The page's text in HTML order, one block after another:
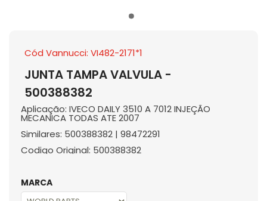
Cód Vannucci: VI482-2171*1
JUNTA TAMPA VALVULA -
500388382
Aplicação: IVECO DAILY 3510 A 7012 INJEÇÃO
MECANICA TODAS ATE 2007
Similares: 500388382 | 98472291
Codigo Original: 500388382
MARCA